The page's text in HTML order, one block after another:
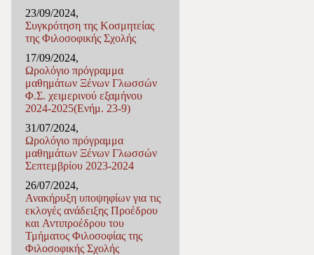
23/09/2024,
Συγκρότηση της Κοσμητείας
της Φιλοσοφικής Σχολής
17/09/2024,
Ωρολόγιο πρόγραμμα
μαθημάτων Ξένων Γλωσσών
Φ.Σ. χειμερινού εξαμήνου
2024-2025(Ενήμ. 23-9)
31/07/2024,
Ωρολόγιο πρόγραμμα
μαθημάτων Ξένων Γλωσσών
Σεπτεμβρίου 2023-2024
26/07/2024,
Ανακήρυξη υποψηφίων για τις
εκλογές ανάδειξης Προέδρου
και Αντιπροέδρου του
Τμήματος Φιλοσοφίας της
Φιλοσοφικής Σχολής